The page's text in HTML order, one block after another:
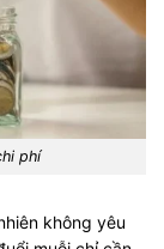
phí
không yêu